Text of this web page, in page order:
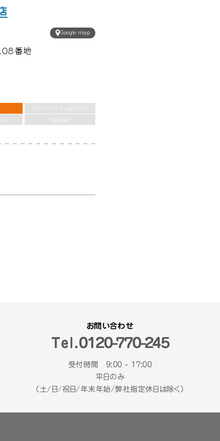
Google map
番地
エナジーアシストQ10アスタ
ク
DogCare
お問い合わせ
Tel.０１２０-７７０-２４５
受付時間 9:00 - 17:00
平日のみ
（土/日/祝日/年末年始/弊社指定休日は除く）